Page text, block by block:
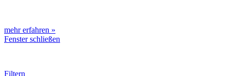
mehr erfahren »
Fenster schließen
Filtern